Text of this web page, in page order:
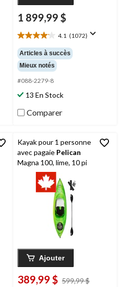
1 899,99 $
4.1 (1072)
4.1
étoile(s)
sur
5.
1072
Articles à succès
Mieux notés
#088-2279-8
13 En Stock
Comparer
Kayak pour 1 personne
avec pagaie Pelican
Magna 100, lime, 10 pi
Ajouter
389,99 $ 599,99 $